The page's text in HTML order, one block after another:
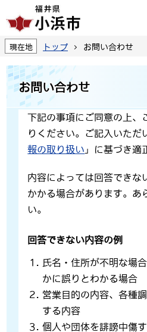
現在地 トップ お問い合わせ
お問い合わせ
下記の事項にご同意の上、
りください。ご記入いただ
報の取り扱い 」に基づき適
内容によっては回答できな
かかる場合があります。あ
い。
回答できない内容の例
氏名・住所が不明な場
かに誤りとわかる場合
営業目的の内容、各種
する内容
個人や団体を誹謗中傷